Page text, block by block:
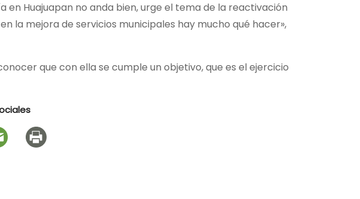
en Huajuapan no anda bien, urge el tema de la reactivación
la mejora de servicios municipales hay mucho qué hacer»,
que con ella se cumple un objetivo, que es el ejercicio